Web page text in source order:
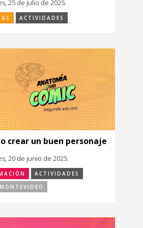
25 de julio de 2025.
ACTIVIDADES
crear un buen personaje
20 de junio de 2025.
ACTIVIDADES